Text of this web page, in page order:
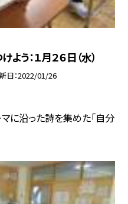
う：１月２６日（水）
日 2022/01/26
に沿った詩を集めた「自分